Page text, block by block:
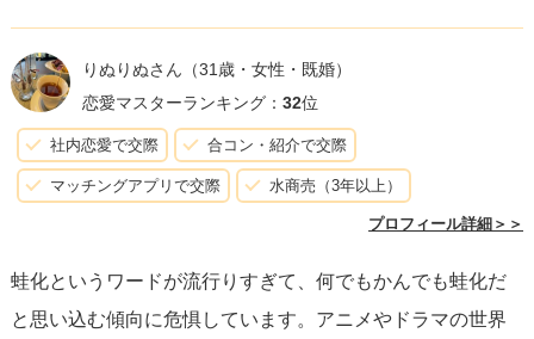
私は欠点の多い人間なので、好きな人の欠点を見るとホッ
とします。性格が悪いと言われそうですが、人の失敗を見
るとなんだか安心します。人間らしい人だなと思うからで
す。
もっとも、前からそういう考えだったわけではなく、昔は
ていました。ですが、人の悪いところを受け入れたほうが
心穏やかに過ごせるし、人生もそのほうが楽しいし、何よ
りぬりぬさん （31歳・女性・既婚）
恋愛マスターランキング： 32位
社内恋愛で交際 合コン・紹介で交際
マッチングアプリで交際 水商売（3年以上）
プロフィール詳細＞＞
蛙化というワードが流行りすぎて、何でもかんでも蛙化だ
と思い込む傾向に危惧しています。アニメやドラマの世界